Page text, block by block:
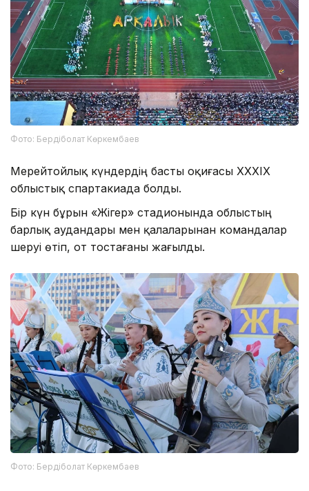
Фото: Бердіболат Көркембаев
Мерейтойлық күндердің басты оқиғасы XXXIX
облыстық спартакиада болды.
Бір күн бұрын «Жігер» стадионында облыстың
барлық аудандары мен қалаларынан командалар
шеруі өтіп, от тостағаны жағылды.
Фото: Бердіболат Көркембаев